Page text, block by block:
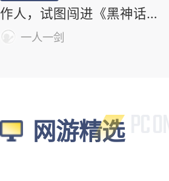
作人，试图闯进《黑神话》
打开的大门
一人一剑
网游精选